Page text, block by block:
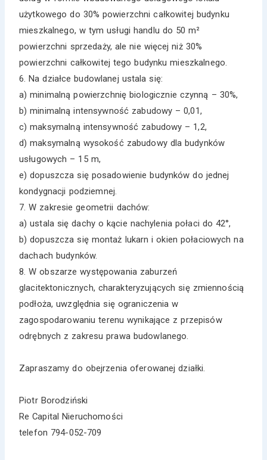
użytkowego do 30% powierzchni całkowitej budynku
mieszkalnego, w tym usługi handlu do 50 m²
powierzchni sprzedaży, ale nie więcej niż 30%
powierzchni całkowitej tego budynku mieszkalnego.
6. Na działce budowlanej ustala się:
a) minimalną powierzchnię biologicznie czynną – 30%,
b) minimalną intensywność zabudowy – 0,01,
c) maksymalną intensywność zabudowy – 1,2,
d) maksymalną wysokość zabudowy dla budynków
usługowych – 15 m,
e) dopuszcza się posadowienie budynków do jednej
kondygnacji podziemnej.
7. W zakresie geometrii dachów:
a) ustala się dachy o kącie nachylenia połaci do 42°,
b) dopuszcza się montaż lukarn i okien połaciowych na
dachach budynków.
8. W obszarze występowania zaburzeń
glacitektonicznych, charakteryzujących się zmiennością
podłoża, uwzględnia się ograniczenia w
zagospodarowaniu terenu wynikające z przepisów
odrębnych z zakresu prawa budowlanego.
Zapraszamy do obejrzenia oferowanej działki.
Piotr Borodziński
Re Capital Nieruchomości
telefon 794-052-709